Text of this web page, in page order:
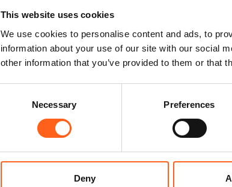
This website uses cookies
We use cookies to personalise content and ads, to
information about your use of our site with our social
other information that you’ve provided to them or that
Necessary Preferences
Deny